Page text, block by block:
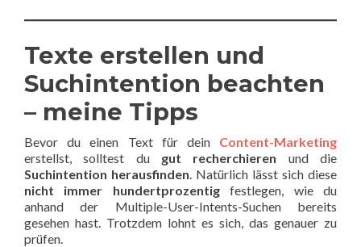
Texte erstellen und
Suchintention beachten
– meine Tipps
Bevor du einen Text für dein Content-Marketing
erstellst, solltest du gut recherchieren und die
Suchintention herausfinden. Natürlich lässt sich diese
nicht immer hundertprozentigfestlegen, wie du
anhand der Multiple-User-Intents-Suchen bereits
gesehen hast. Trotzdem lohnt es sich, das genauer zu
prüfen.